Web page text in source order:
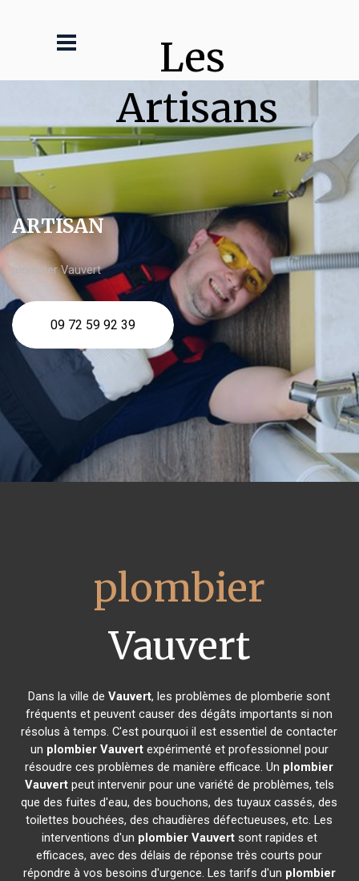
Les
Artisans
ARTISAN
plombier Vauvert
09 72 59 92 39
plombier
Vauvert
Dans la ville deVauvert, les problèmes de plomberie sont
fréquents et peuvent causer des dégâts importants si non
résolus à temps. C'est pourquoi il est essentiel de contacter
un plombier Vauvertexpérimenté et professionnel pour
résoudre ces problèmes de manière efficace. Un plombier
Vauvertpeut intervenir pour une variété de problèmes, tels
que des fuites d'eau, des bouchons, des tuyaux cassés, des
toilettes bouchées, des chaudières défectueuses, etc. Les
interventions d'un plombier Vauvertsont rapides et
efficaces, avec des délais de réponse très courts pour
répondre à vos besoins d'urgence. Les tarifs d'un plombier